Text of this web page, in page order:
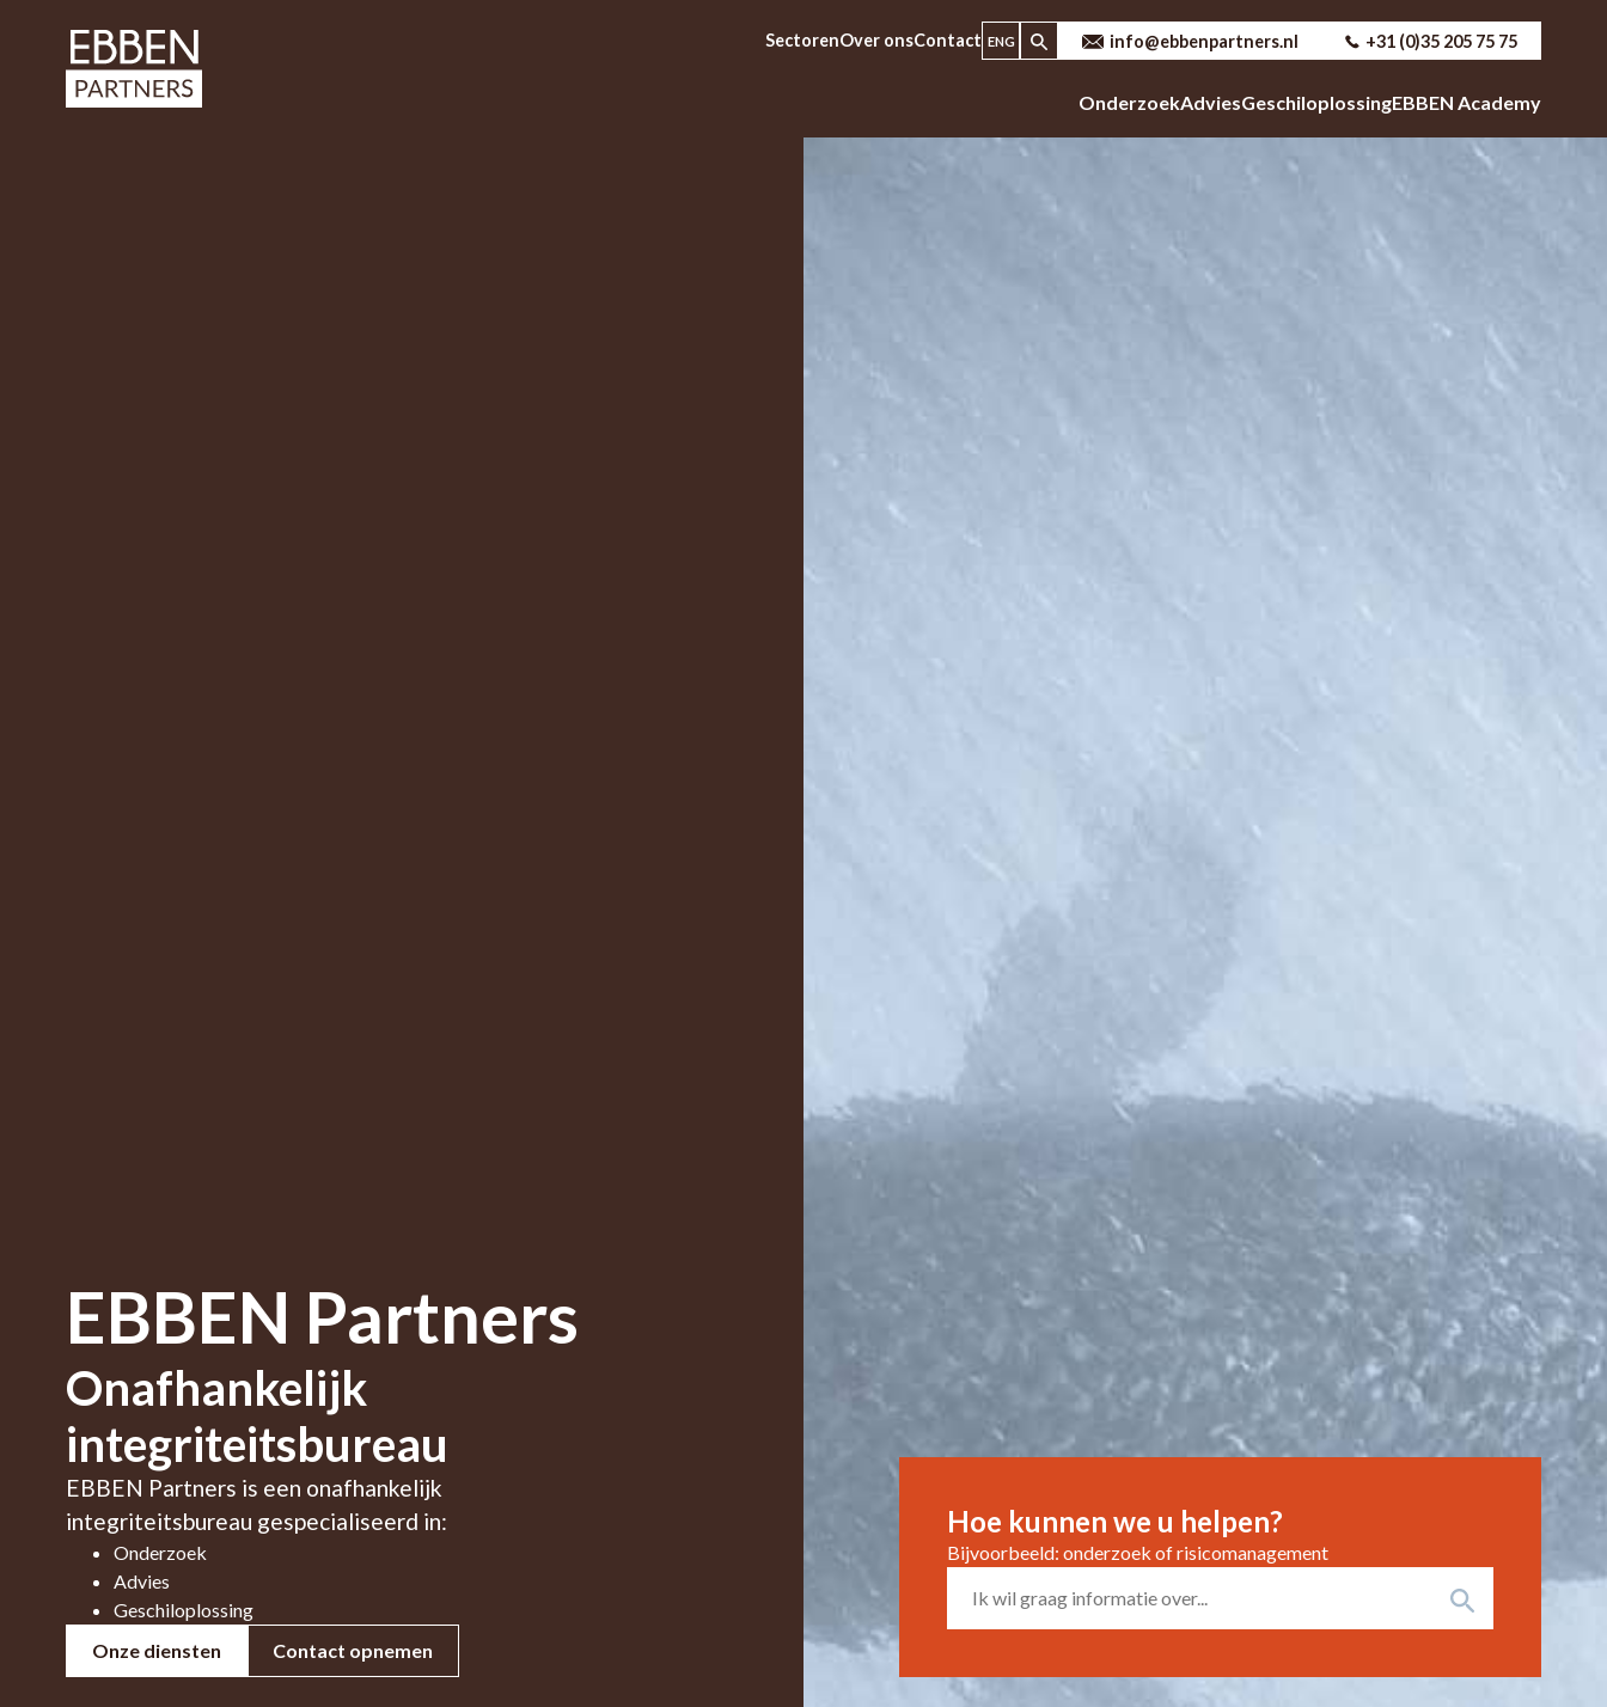
SectorenOver onsContact ENG info@ebbenpartners.nl +31 (0)35 205 75 75
OnderzoekAdviesGeschiloplossingEBBEN Academy
EBBEN Partners
Onafhankelijk
integriteitsbureau
EBBEN Partners is een onafhankelijk
integriteitsbureau gespecialiseerd in:
Onderzoek
Advies
Geschiloplossing
Onze diensten
Contact opnemen
Hoe kunnen we u helpen?
Bijvoorbeeld: onderzoek of risicomanagement